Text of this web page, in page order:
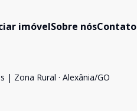
imóvelSobre nósContato
| Zona Rural · Alexânia/GO